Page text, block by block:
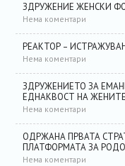
ЗДРУЖЕНИЕ ЖЕНСКИ
Нема коментари
РЕАКТОР –
Нема коментари
ЗДРУЖЕНИЕТО ЗА
ЕДНАКВОСТ НА ЖЕНИТЕ
Нема коментари
ОДРЖАНА ПРВАТА
ПЛАТФОРМАТА ЗА
Нема коментари